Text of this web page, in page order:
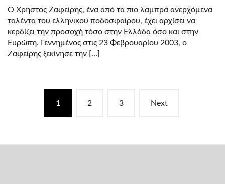
Ο Χρήστος Ζαφείρης, ένα από τα πιο λαμπρά ανερχόμενα
ταλέντα του ελληνικού ποδοσφαίρου, έχει αρχίσει να
κερδίζει την προσοχή τόσο στην Ελλάδα όσο και στην
Ευρώπη. Γεννημένος στις 23 Φεβρουαρίου 2003, ο
Ζαφείρης ξεκίνησε την […]
navigation
1 2 3 Next